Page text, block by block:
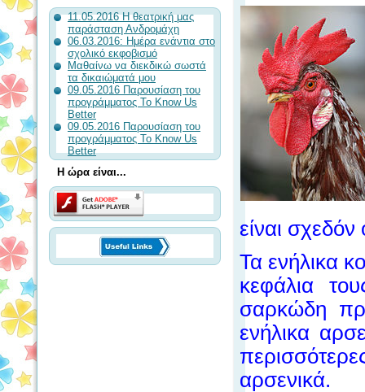
11.05.2016 Η θεατρική μας
παράσταση Ανδρομάχη
06.03.2016: Ημέρα ενάντια στο
σχολικό εκφοβισμό
Μαθαίνω να διεκδικώ σωστά
τα δικαιώματά μου
09.05.2016 Παρουσίαση του
προγράμματος To Know Us
Better
09.05.2016 Παρουσίαση του
προγράμματος To Know Us
Better
Η ώρα είναι...
είναι
Τα ενήλικα
κεφάλια
σαρκώδη
ενήλικα
αρσενικά.